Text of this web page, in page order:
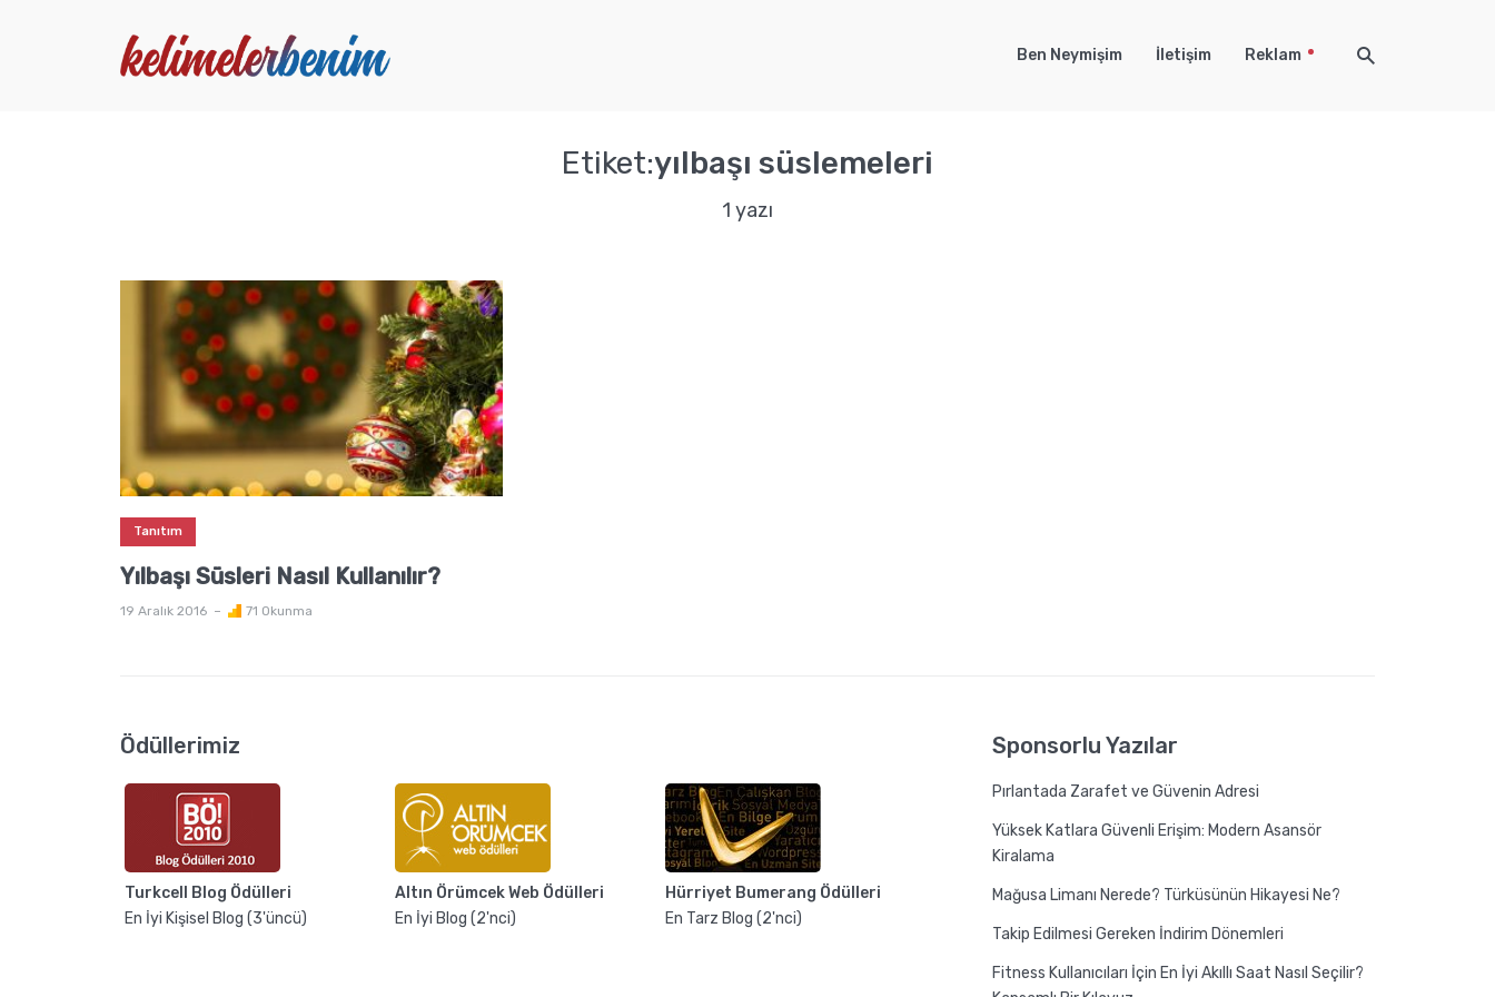
Ben Neymişim İletişim Reklam
Etiket:yılbaşı süslemeleri
1 yazı
Tanıtım
Yılbaşı Süsleri Nasıl Kullanılır?
19 Aralık 2016 71 Okunma
Ödüllerimiz
Turkcell Blog Ödülleri
En İyi Kişisel Blog (3'üncü)
Altın Örümcek Web Ödülleri
En İyi Blog (2'nci)
Hürriyet Bumerang Ödülleri
En Tarz Blog (2'nci)
Sponsorlu Yazılar
Pırlantada Zarafet ve Güvenin Adresi
Yüksek Katlara Güvenli Erişim: Modern Asansör
Kiralama
Mağusa Limanı Nerede? Türküsünün Hikayesi Ne?
Takip Edilmesi Gereken İndirim Dönemleri
Fitness Kullanıcıları İçin En İyi Akıllı Saat Nasıl Seçilir?